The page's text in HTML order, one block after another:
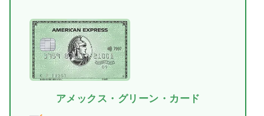
アメックス・グリーン・カード